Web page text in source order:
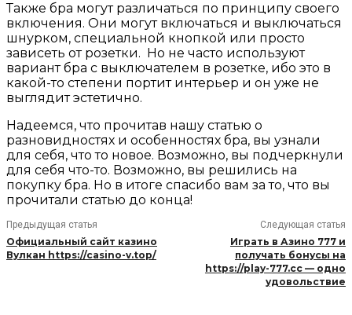
Также бра могут различаться по принципу своего
включения. Они могут включаться и выключаться
шнурком, специальной кнопкой или просто
зависеть от розетки. Но не часто используют
вариант бра с выключателем в розетке, ибо это в
какой-то степени портит интерьер и он уже не
выглядит эстетично.
Надеемся, что прочитав нашу статью о
разновидностях и особенностях бра, вы узнали
для себя, что то новое. Возможно, вы подчеркнули
для себя что-то. Возможно, вы решились на
покупку бра. Но в итоге спасибо вам за то, что вы
прочитали статью до конца!
Предыдущая статья
Официальный сайт казино
Вулкан https://casino-v.top/
Следующая статья
Играть в Азино 777 и
получать бонусы на
https://play-777.cc — одно
удовольствие